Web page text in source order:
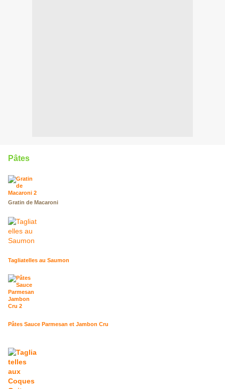
Pâtes
Gratin de Macaroni
Tagliatelles au Saumon
Pâtes Sauce Parmesan et Jambon Cru